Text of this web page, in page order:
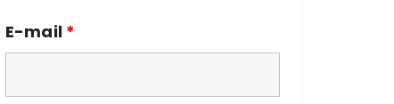
E-mail *